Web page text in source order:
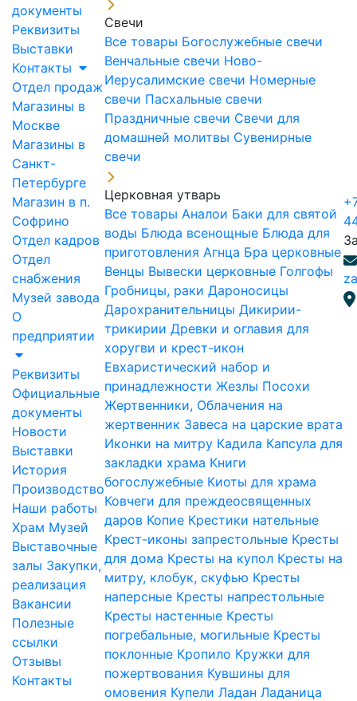
документы
Реквизиты
Выставки
Контакты
Отдел продаж
Магазины в
Москве
Магазины в
Санкт-
Петербурге
Магазин в п.
Софрино
Отдел кадров
Отдел
снабжения
Музей завода
О
предприятии
Реквизиты
Официальные
документы
Новости
Выставки
История
Производство
Наши работы
Храм Музей
Выставочные
залы Закупки,
реализация
Вакансии
Полезные
ссылки
Отзывы
Контакты
Свечи
Все товары Богослужебные свечи
Венчальные свечи Ново-
Иерусалимские свечи Номерные
свечи Пасхальные свечи
Праздничные свечи Свечи для
домашней молитвы Сувенирные
свечи
Церковная утварь
Все товары Аналои Баки для святой
воды Блюда всенощные Блюда для
приготовления Агнца Бра церковные
Венцы Вывески церковные Голгофы
Гробницы, раки Дароносицы
Дарохранительницы Дикирии-
трикирии Древки и оглавия для
хоругви и крест-икон
Евхаристический набор и
принадлежности Жезлы Посохи
Жертвенники, Облачения на
жертвенник Завеса на царские врата
Иконки на митру Кадила Капсула для
закладки храма Книги
богослужебные Киоты для храма
Ковчеги для преждеосвященных
даров Копие Крестики нательные
Крест-иконы запрестольные Кресты
для дома Кресты на купол Кресты на
митру, клобук, скуфью Кресты
наперсные Кресты напрестольные
Кресты настенные Кресты
погребальные, могильные Кресты
поклонные Кропило Кружки для
пожертвования Кувшины для
омовения Купели Ладан Ладаница